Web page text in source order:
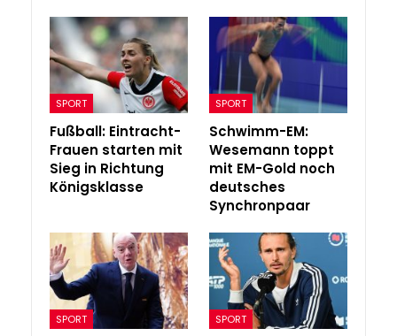
SPORT
Fußball: Eintracht-
Frauen starten mit
Sieg in Richtung
Königsklasse
SPORT
Schwimm-EM:
Wesemann toppt
mit EM-Gold noch
deutsches
Synchronpaar
SPORT SPORT